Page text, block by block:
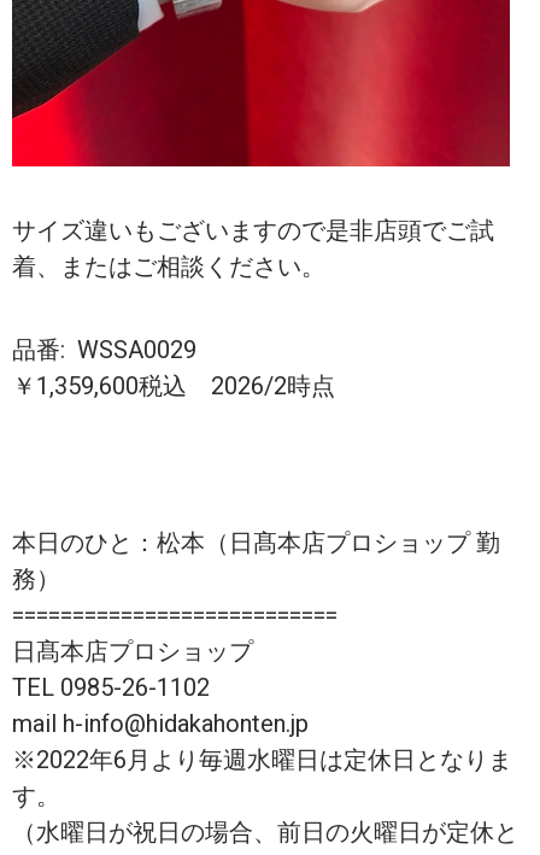
サイズ違いもございますので是非店頭でご試
着、またはご相談ください。
品番: WSSA0029
￥1,359,600税込 2026/2時点
本日のひと：松本（日髙本店プロショップ 勤
務）
===========================
日髙本店プロショップ
TEL 0985-26-1102
mail h-info@hidakahonten.jp
※2022年6月より毎週水曜日は定休日となりま
す。
（水曜日が祝日の場合、前日の火曜日が定休と